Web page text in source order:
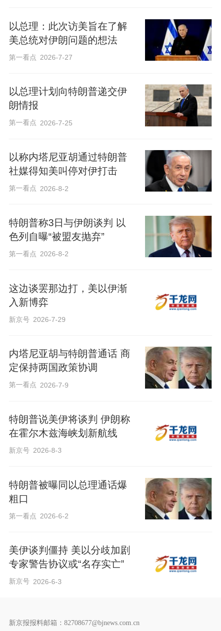
以总理：此次访美旨在了解
美总统对伊朗问题的想法
第一看点 2026-7-27
以总理计划向特朗普递交伊
朗情报
第一看点 2026-7-25
以称内塔尼亚胡通过特朗普
社媒得知美叫停对伊打击
第一看点 2026-8-2
特朗普称3日与伊朗谈判 以
色列自曝“被盟友抛弃”
第一看点 2026-8-2
这边谈罢那边打，美以伊渐
入新博弈
新京号 2026-7-29
内塔尼亚胡与特朗普通话 商
定保持两国政策协调
第一看点 2026-7-9
特朗普说美伊将谈判 伊朗称
在霍尔木兹海峡划新航线
新京号 2026-8-3
特朗普被曝同以总理通话爆
粗口
第一看点 2026-6-2
美伊谈判僵持 美以分歧加剧
专家警告协议或“名存实亡”
新京号 2026-6-3
新京报报料邮箱：82708677@bjnews.com.cn